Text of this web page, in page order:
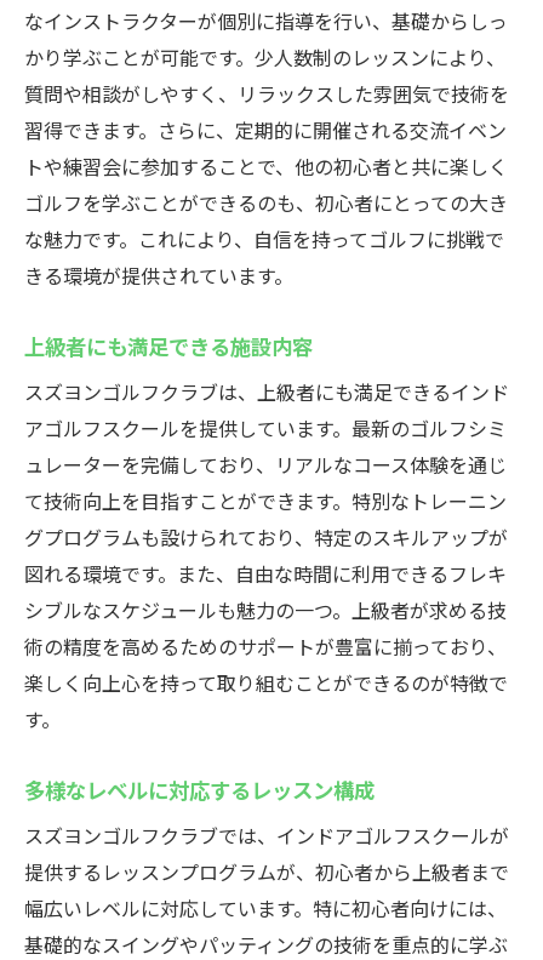
なインストラクターが個別に指導を行い、基礎からしっ
かり学ぶことが可能です。少人数制のレッスンにより、
質問や相談がしやすく、リラックスした雰囲気で技術を
習得できます。さらに、定期的に開催される交流イベン
トや練習会に参加することで、他の初心者と共に楽しく
ゴルフを学ぶことができるのも、初心者にとっての大き
な魅力です。これにより、自信を持ってゴルフに挑戦で
きる環境が提供されています。
上級者にも満足できる施設内容
スズヨンゴルフクラブは、上級者にも満足できるインド
アゴルフスクールを提供しています。最新のゴルフシミ
ュレーターを完備しており、リアルなコース体験を通じ
て技術向上を目指すことができます。特別なトレーニン
グプログラムも設けられており、特定のスキルアップが
図れる環境です。また、自由な時間に利用できるフレキ
シブルなスケジュールも魅力の一つ。上級者が求める技
術の精度を高めるためのサポートが豊富に揃っており、
楽しく向上心を持って取り組むことができるのが特徴で
す。
多様なレベルに対応するレッスン構成
スズヨンゴルフクラブでは、インドアゴルフスクールが
提供するレッスンプログラムが、初心者から上級者まで
幅広いレベルに対応しています。特に初心者向けには、
基礎的なスイングやパッティングの技術を重点的に学ぶ